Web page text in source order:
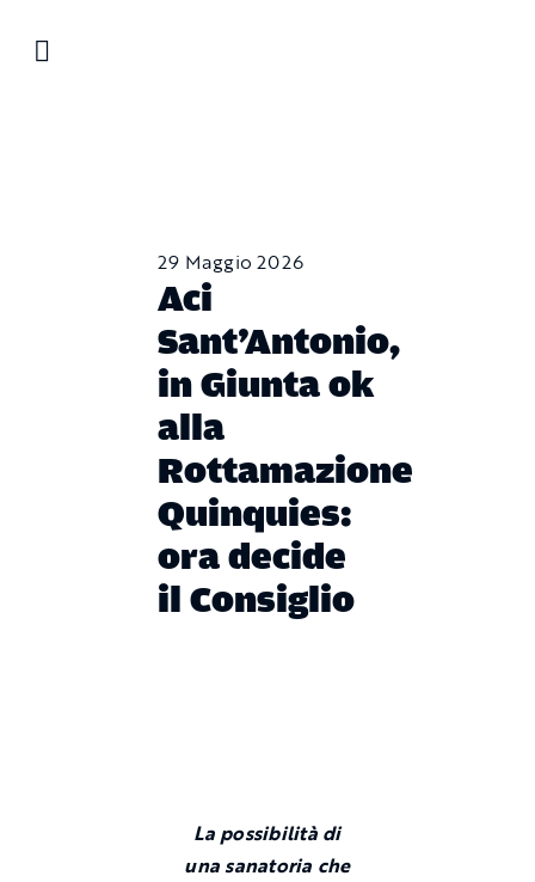
29 Maggio 2026
Aci
Sant’Antonio,
in Giunta ok
alla
Rottamazione
Quinquies:
ora decide
il Consiglio
La possibilità di
una sanatoria che